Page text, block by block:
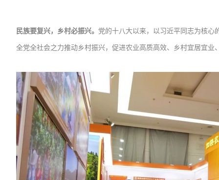
民族要复兴，乡村必振兴。 党的十八大以来，以习近平同志为核
全党全社会之力推动乡村振兴，促进农业高质高效、乡村宜居宜业